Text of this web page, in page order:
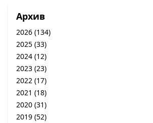
Архив
2026 (134)
2025 (33)
2024 (12)
2023 (23)
2022 (17)
2021 (18)
2020 (31)
2019 (52)